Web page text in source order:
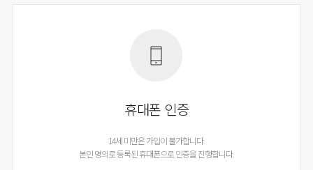
휴대폰 인증
14세 미만은 가입이 불가합니다.
본인 명의로 등록된 휴대폰으로 인증을 진행합니다.